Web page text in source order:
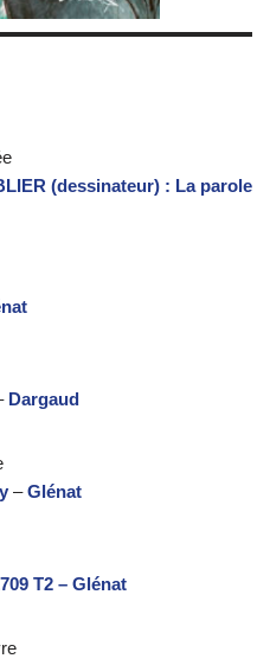
(dessinateur) : La parole
Dargaud
–Glénat
T2 – Glénat